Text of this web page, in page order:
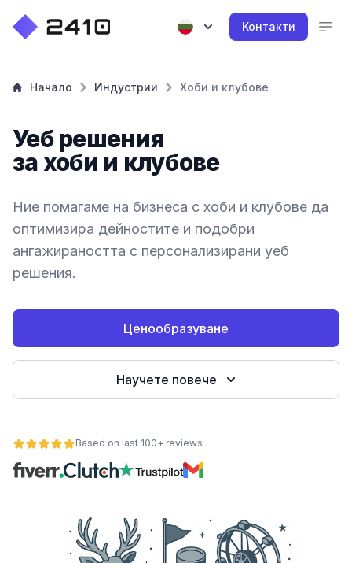
Контакти
Начало Индустрии Хоби и клубове
Уеб решения
за хоби и клубове
Ние помагаме на бизнеса с хоби и клубове да
оптимизира дейностите и подобри
ангажираността с персонализирани уеб
решения.
Ценообразуване
Научете повече
Based on last 100+ reviews